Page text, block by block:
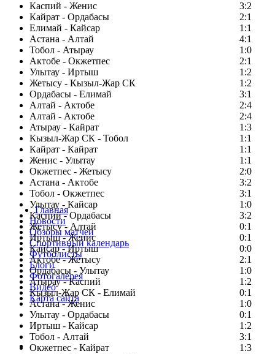
Каспий - Женис
3:2
Кайрат - Ордабасы
2:1
Елимай - Кайсар
1:1
Астана - Алтай
4:1
Тобол - Атырау
1:0
Актобе - Окжетпес
2:1
Улытау - Иртыш
1:2
Жетысу - Кызыл-Жар СК
1:2
Ордабасы - Елимай
3:1
Алтай - Актобе
2:4
Алтай - Актобе
2:4
Атырау - Кайрат
1:3
Кызыл-Жар СК - Тобол
1:1
Кайрат - Кайрат
1:1
Женис - Улытау
1:1
Окжетпес - Жетысу
2:0
Астана - Актобе
3:2
Тобол - Окжетпес
3:1
Улытау - Кайсар
1:0
Каспий - Ордабасы
3:2
Жетысу - Алтай
0:1
Иртыш - Женис
0:1
Кайсар - Иртыш
0:0
Актобе - Жетысу
2:1
Ордабасы - Улытау
1:0
Атырау - Каспий
1:2
Кызыл-Жар СК - Елимай
0:1
Астана - Женис
1:0
Улытау - Ордабасы
0:1
Иртыш - Кайсар
1:2
Тобол - Алтай
3:1
Окжетпес - Кайрат
1:3
Главная
Новости
Обзоры матчей
Спортивный календарь
Футболисты
Блоги
Фотогалерея
Видео
Карта сайта
Есть идея?